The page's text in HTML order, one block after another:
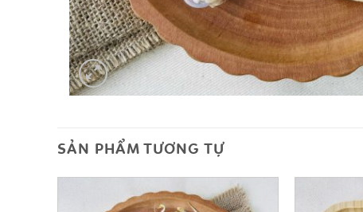
SẢN PHẨM TƯƠNG TỰ